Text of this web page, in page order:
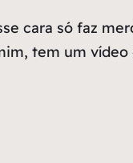
cara só faz
tem um